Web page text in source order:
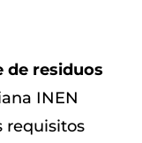
de residuos
INEN
requisitos